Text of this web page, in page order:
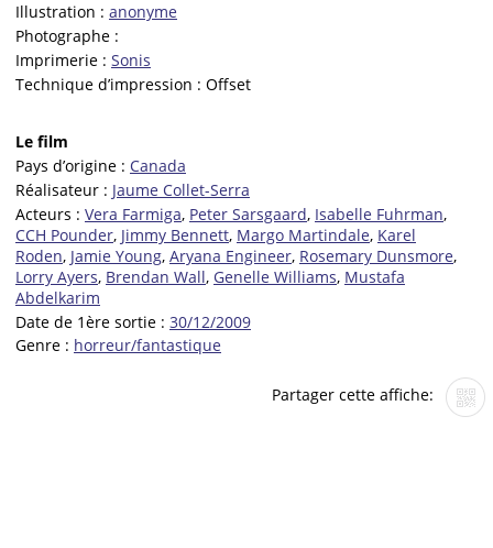
Illustration : anonyme
Photographe :
Imprimerie : Sonis
Technique d’impression : Offset
Le film
Pays d’origine : Canada
Réalisateur : Jaume Collet-Serra
Acteurs : Vera Farmiga, Peter Sarsgaard, Isabelle Fuhrman,
CCH Pounder, Jimmy Bennett, Margo Martindale, Karel
Roden, Jamie Young, Aryana Engineer, Rosemary Dunsmore,
Lorry Ayers, Brendan Wall, Genelle Williams, Mustafa
Abdelkarim
Date de 1ère sortie : 30/12/2009
Genre : horreur/fantastique
Partager cette affiche: